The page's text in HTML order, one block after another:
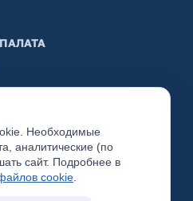
Необходимые
аналитические (по
сайт. Подробнее в
cookie